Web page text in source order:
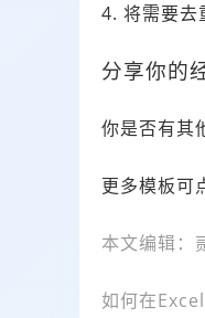
4. 将需要去
分享你的
你是否有其
更多模板可
本文编辑：
如何在